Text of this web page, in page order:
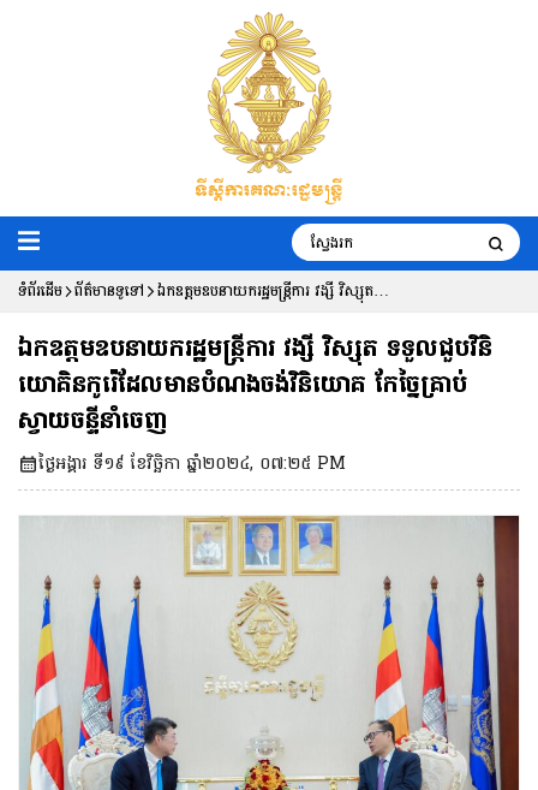
ទំព័រដើម ព័ត៌មានទូទៅ ឯកឧត្តមឧបនាយករដ្ឋមន្ត្រីការ វង្សី វិស្សុត
ទទួលជួបវិនិយោគិនកូរ៉េដែលមានបំណងចង់
វិនិយោគ កែច្នៃគ្រាប់ស្វាយចន្ទីនាំចេញ
ឯកឧត្តមឧបនាយករដ្ឋមន្ត្រីការ វង្សី វិស្សុត ទទួលជួបវិនិ
យោគិនកូរ៉េដែលមានបំណងចង់វិនិយោគ កែច្នៃគ្រាប់
ស្វាយចន្ទីនាំចេញ
ថ្ងៃអង្គារ ទី១៩ ខែវិច្ឆិកា ឆ្នាំ២០២៤, ០៧:២៥ PM